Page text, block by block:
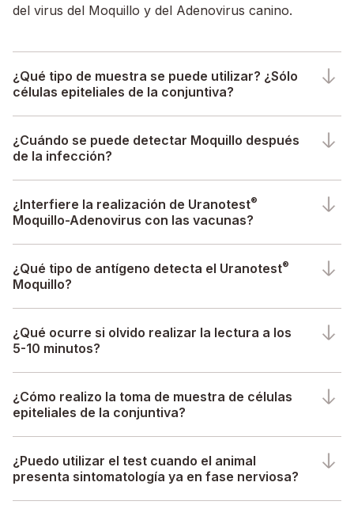
del virus del Moquillo y del Adenovirus canino.
¿Qué tipo de muestra se puede utilizar? ¿Sólo
células epiteliales de la conjuntiva?
¿Cuándo se puede detectar Moquillo después
de la infección?
¿Interfiere la realización de Uranotest®
Moquillo-Adenovirus con las vacunas?
¿Qué tipo de antígeno detecta el Uranotest®
Moquillo?
¿Qué ocurre si olvido realizar la lectura a los
5-10 minutos?
¿Cómo realizo la toma de muestra de células
epiteliales de la conjuntiva?
¿Puedo utilizar el test cuando el animal
presenta sintomatología ya en fase nerviosa?